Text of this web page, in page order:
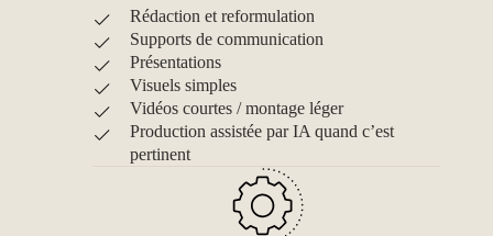
Rédaction et reformulation
Supports de communication
Présentations
Visuels simples
Vidéos courtes / montage léger
Production assistée par IA quand c’est
pertinent